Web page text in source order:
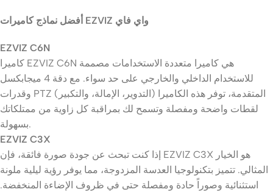
أفضل نماذج كاميرات EZVIZ واي فاي
EZVIZ C6N
كاميرا EZVIZ C6N هي كاميرا متعددة الاستخدامات مصممة
للاستخدام الداخلي والخارجي على حد سواء. مع دقة 4 ميجابكسل
وقدرات PTZ (التدوير، الإمالة، والتكبير) المتقدمة، توفر هذه الكاميرا
لقطات واضحة ومفصلة وتسمح لك بمراقبة كل زاوية من ممتلكاتك
بسهولة.
EZVIZ C3X
إذا كنت تبحث عن جودة صورة فائقة، فإن EZVIZ C3X هو الخيار
المثالي. تتميز بتكنولوجيا العدسة المزدوجة، مما يوفر رؤية ليلية ملونة
استثنائية وصوراً حادة ومفصلة حتى في ظروف الإضاءة المنخفضة.